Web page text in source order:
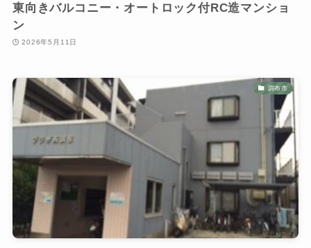
東向きバルコニー・オートロック付RC造マンショ
ン
2026年5月11日
調布市